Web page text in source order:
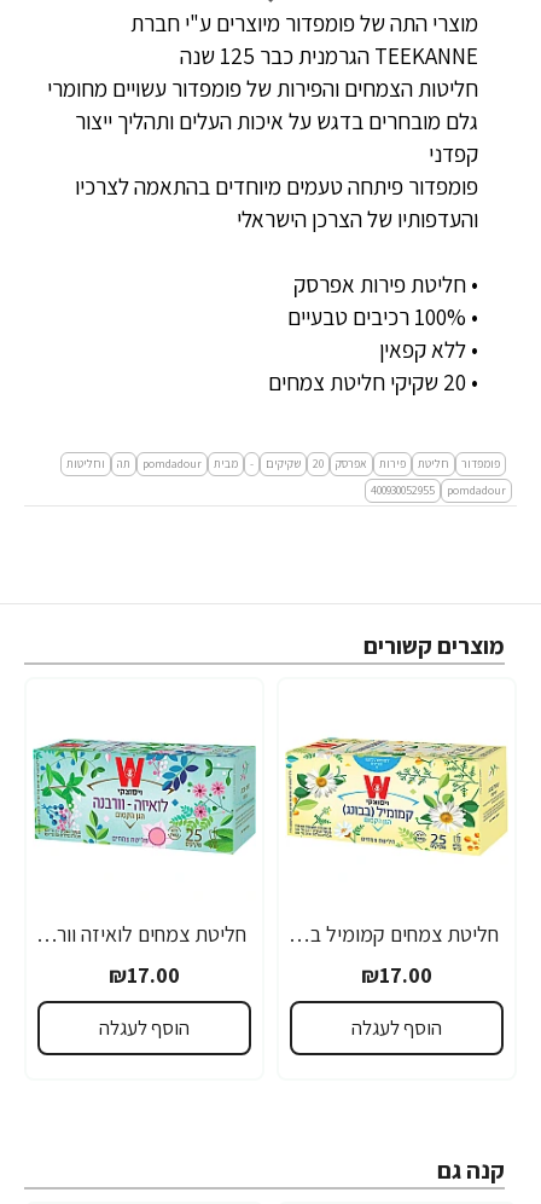
מוצרי התה של פומפדור מיוצרים ע"י חברת
TEEKANNE הגרמנית כבר 125 שנה
חליטות הצמחים והפירות של פומפדור עשויים מחומרי
גלם מובחרים בדגש על איכות העלים ותהליך ייצור
קפדני
פומפדור פיתחה טעמים מיוחדים בהתאמה לצרכיו
והעדפותיו של הצרכן הישראלי
• חליטת פירות אפרסק
• 100% רכיבים טבעיים
• ללא קפאין
• 20 שקיקי חליטת צמחים
פומפדור חליטת פירות אפרסק 20 שקיקים - מבית pomdadour תה
וחליטות
pomdadour
400930052955
מוצרים קשורים
חליטת צמחים קמומיל בבונג הגן הקסום ויסוצקי 25 שקיקים
₪17.00
הוסף לעגלה
חליטת צמחים לואיזה וורבנה הגן הקסום ויסוצקי 25 שקיקים
₪17.00
הוסף לעגלה
קנה גם